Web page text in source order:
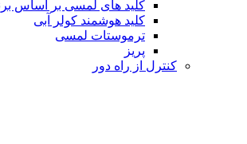
کلید های لمسی بر اساس
کلید هوشمند کولر آبی
ترموستات لمسی
پریز
کنترل از راه دور